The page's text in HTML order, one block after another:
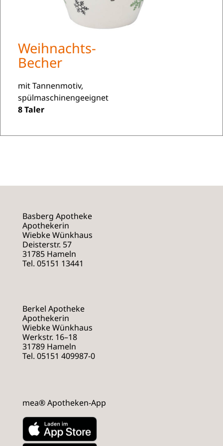
Weihnachts-
Becher
mit Tannenmotiv,
spülmaschinengeeignet
8 Taler
Basberg Apotheke
Apothekerin
Wiebke Wünkhaus
Deisterstr. 57
31785 Hameln
Tel. 05151 13441
Berkel Apotheke
Apothekerin
Wiebke Wünkhaus
Werkstr. 16–18
31789 Hameln
Tel. 05151 409987-0
mea® Apotheken-App